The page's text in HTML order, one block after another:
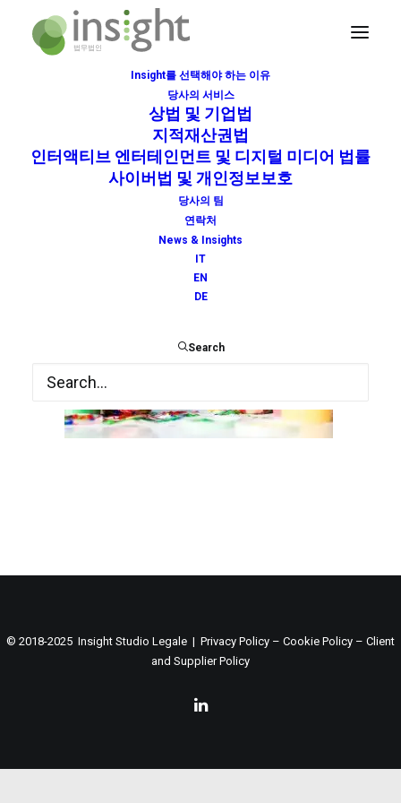
Insight를 선택해야 하는 이유
당사의 서비스
상법 및 기업법
지적재산권법
인터액티브 엔터테인먼트 및 디지털 미디어 법률
사이버법 및 개인정보보호
당사의 팀
연락처
News & Insights
IT
EN
DE
Search
지식재산법
지식재산법 지식재산법
© 2018-2025 Insight Studio Legale | Privacy Policy – Cookie Policy – Client
and Supplier Policy